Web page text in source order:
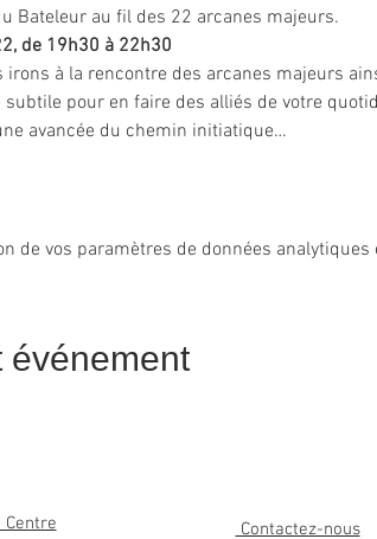
Bateleur au fil des 22 arcanes majeurs.
de 19h30 à 22h30
irons à la rencontre des arcanes majeurs
pour en faire des alliés de votre
avancée du chemin initiatique…
de vos paramètres de données
événement
Contactez-nous